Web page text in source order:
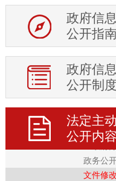
政府信息
公开指南
政府信息
公开制度
法定主动
公开内容
政府概况
法规文件
区政府文
政务公
文件修